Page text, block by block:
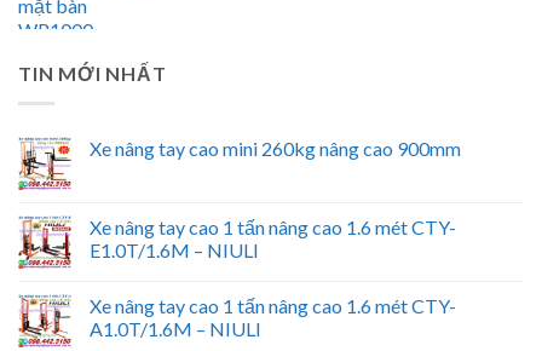
TIN MỚI NHẤT
Xe nâng tay cao mini 260kg nâng cao 900mm
Xe nâng tay cao 1 tấn nâng cao 1.6 mét CTY-
E1.0T/1.6M – NIULI
Xe nâng tay cao 1 tấn nâng cao 1.6 mét CTY-
A1.0T/1.6M – NIULI